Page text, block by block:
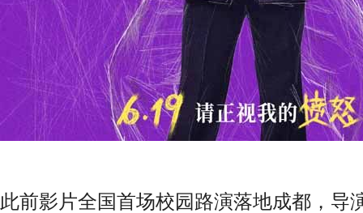
此前影片全国首场校园路演落地成都，导